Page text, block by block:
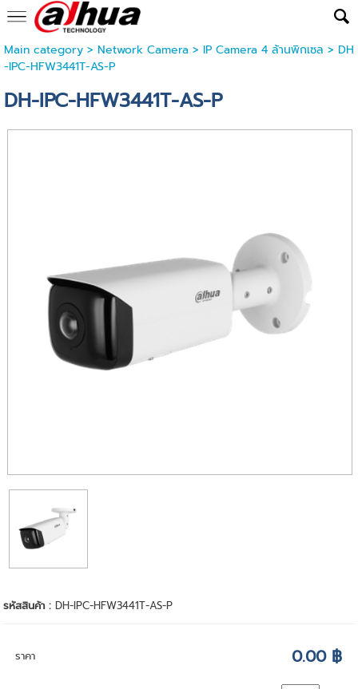
Main category> Network Camera> IP Camera 4 ล้านพิกเซล > DH
-IPC-HFW3441T-AS-P
DH-IPC-HFW3441T-AS-P
รหัสสินค้า :DH-IPC-HFW3441T-AS-P
ราคา 0.00 ฿